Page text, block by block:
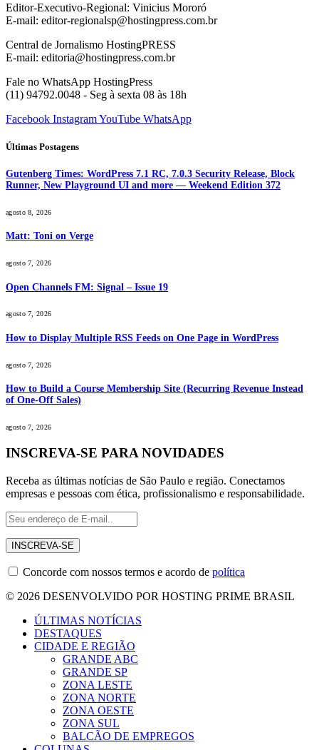
Editor-Executivo-Regional: Vinicius Mororó
E-mail: editor-regionalsp@hostingpress.com.br
Central de Jornalismo HostingPRESS
E-mail: editoria@hostingpress.com.br
Fale no WhatsApp HostingPress
(11) 94792.0048 - Seg à sexta 08 às 18h
Facebook InstagramYouTube WhatsApp
Últimas Postagens
Gutenberg Times: WordPress 7.1 RC, 7.0.3 Security Release, Block
Runner, New Playground UI and more — Weekend Edition 372
agosto 8, 2026
Matt: Toni on Verge
agosto 7, 2026
Open Channels FM: Signal – Issue 19
agosto 7, 2026
How to Display Multiple RSS Feeds on One Page in WordPress
agosto 7, 2026
How to Build a Course Membership Site (Recurring Revenue Instead
of One-Off Sales)
agosto 7, 2026
INSCREVA-SE PARA NOVIDADES
Receba as últimas notícias de São Paulo e região. Conectamos
empresas e pessoas com ética, profissionalismo e responsabilidade.
Concorde com nossos termos e acordo de política
© 2026 DESENVOLVIDO POR HOSTING PRIME BRASIL
ÚLTIMAS NOTÍCIAS
DESTAQUES
CIDADE E REGIÃO
GRANDE ABC
GRANDE SP
ZONA LESTE
ZONA NORTE
ZONA OESTE
ZONA SUL
BALCÃO DE EMPREGOS